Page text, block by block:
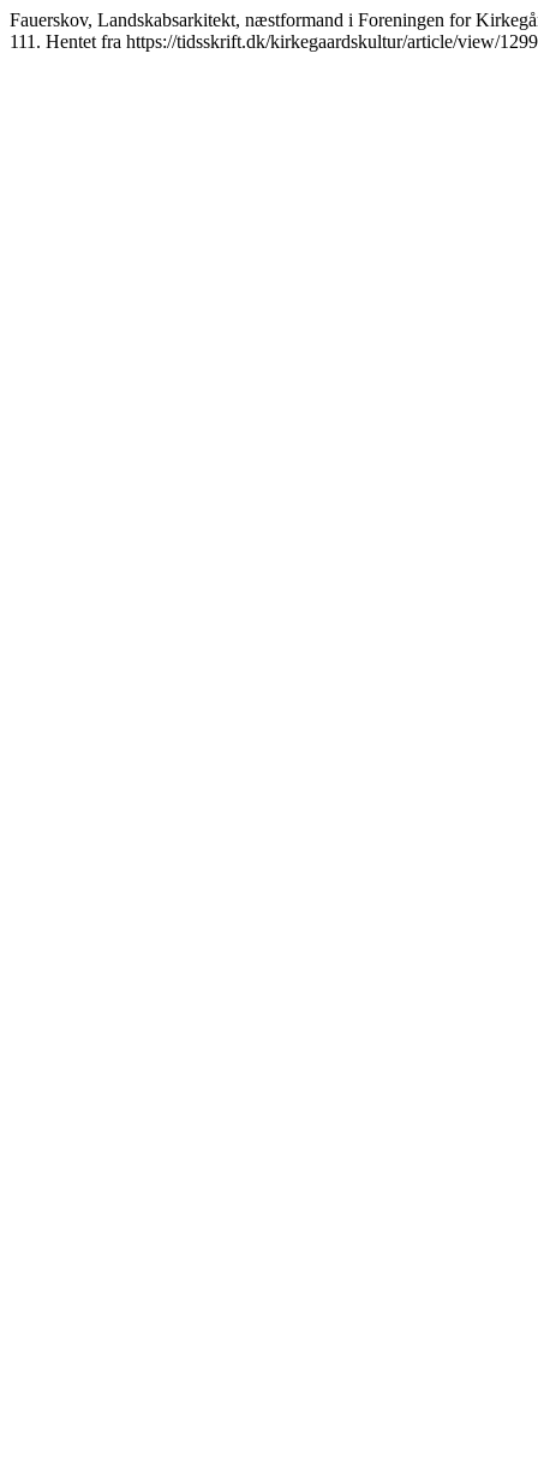
Fauerskov, Landskabsarkitekt, næstformand i Foreningen for
111. Hentet fra https://tidsskrift.dk/kirkegaardskultur/article/view/